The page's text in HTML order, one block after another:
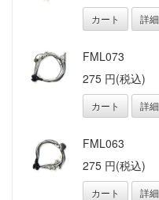
カート 詳細
FML073
275 円(税込)
カート 詳細
FML063
275 円(税込)
カート 詳細